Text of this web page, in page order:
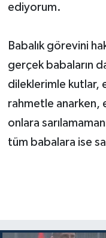
ediyorum.
Babalık görevini
gerçek babaların
dileklerimle kutlar,
rahmetle anarken,
onlara
tüm babalara ise